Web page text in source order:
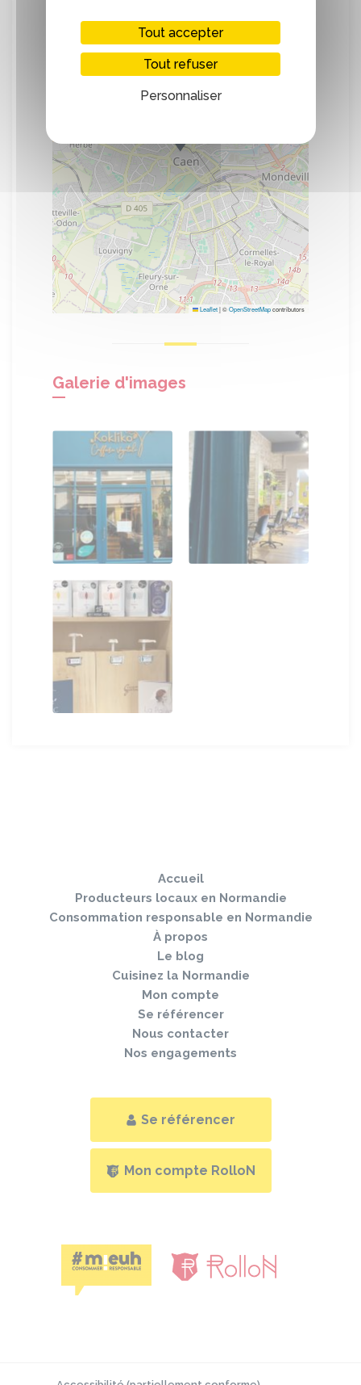
Leaflet|©OpenStreetMapcontributors
Galerie d'images
Accueil
Producteurs locaux en Normandie
Consommation responsable en Normandie
À propos
Le blog
Cuisinez la Normandie
Mon compte
Se référencer
Nous contacter
Nos engagements
Se référencer
Mon compte RolloN
Tout accepter
Tout refuser
Personnaliser